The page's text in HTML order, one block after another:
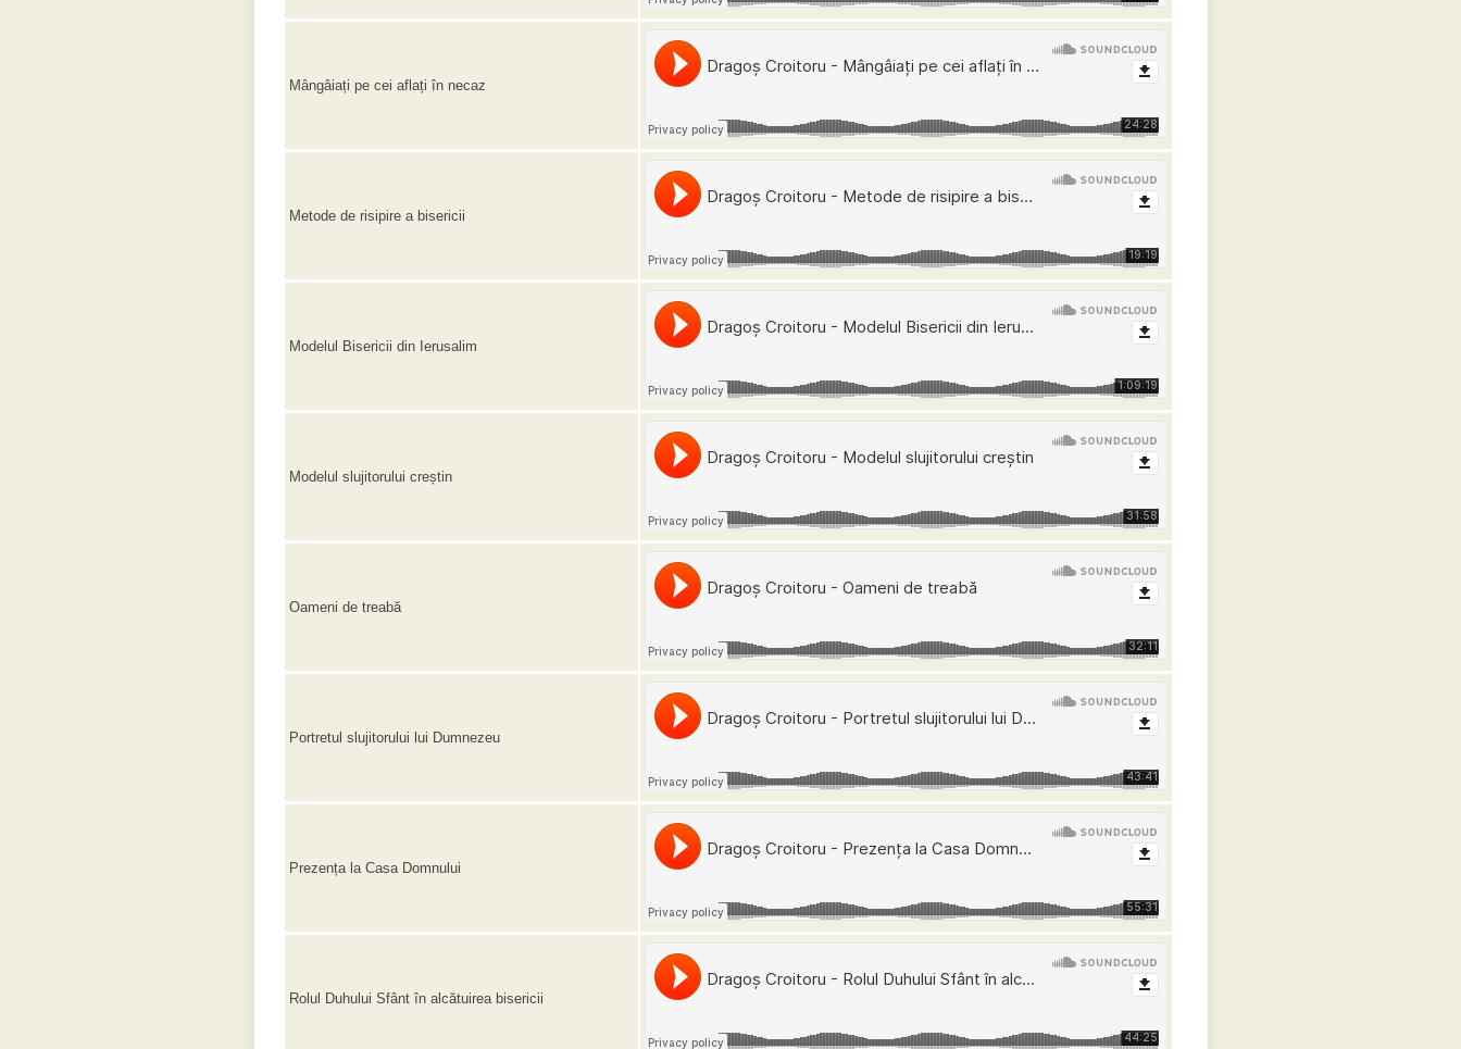
Mângâiați pe cei aflați în necaz
Metode de risipire a bisericii
Modelul Bisericii din Ierusalim
Modelul slujitorului creștin
Oameni de treabă
Portretul slujitorului lui Dumnezeu
Prezența la Casa Domnului
Rolul Duhului Sfânt în alcătuirea bisericii